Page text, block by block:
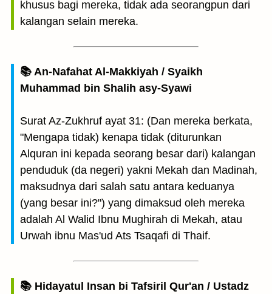
khusus bagi mereka, tidak ada seorangpun dari
kalangan selain mereka.
📚 An-Nafahat Al-Makkiyah / Syaikh
Muhammad bin Shalih asy-Syawi
Surat Az-Zukhruf ayat 31: (Dan mereka berkata,
"Mengapa tidak) kenapa tidak (diturunkan
Alquran ini kepada seorang besar dari) kalangan
penduduk (da negeri) yakni Mekah dan Madinah,
maksudnya dari salah satu antara keduanya
(yang besar ini?") yang dimaksud oleh mereka
adalah Al Walid Ibnu Mughirah di Mekah, atau
Urwah ibnu Mas'ud Ats Tsaqafi di Thaif.
📚 Hidayatul Insan bi Tafsiril Qur'an / Ustadz